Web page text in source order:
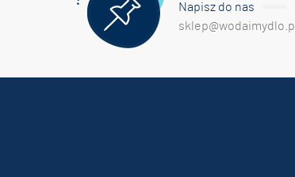
Napisz do nas
sklep@wodaimydlo.pl